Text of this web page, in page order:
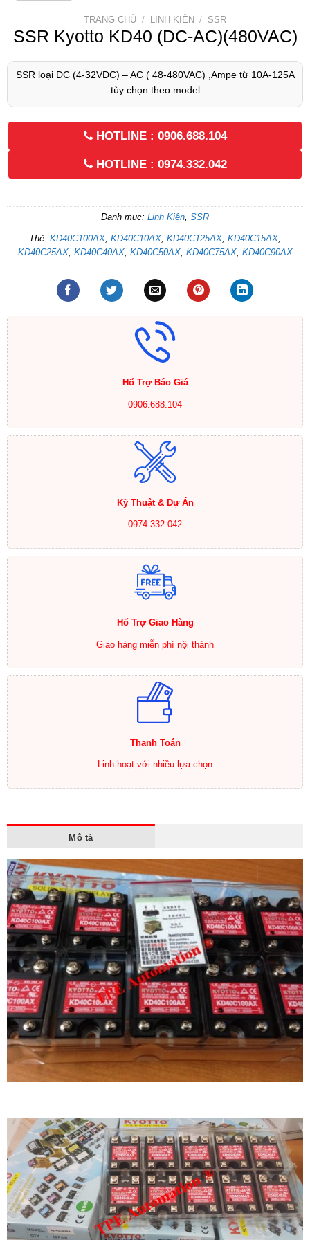
TRANG CHỦ / LINH KIỆN / SSR
SSR Kyotto KD40 (DC-AC)(480VAC)
SSR loại DC (4-32VDC) – AC ( 48-480VAC) ,Ampe từ 10A-125A
tùy chọn theo model
HOTLINE : 0906.688.104
HOTLINE : 0974.332.042
Danh mục: Linh Kiện, SSR
Thẻ: KD40C100AX, KD40C10AX, KD40C125AX, KD40C15AX,
KD40C25AX, KD40C40AX, KD40C50AX, KD40C75AX, KD40C90AX
Hổ Trợ Báo Giá
0906.688.104
Kỹ Thuật & Dự Án
0974.332.042
Hổ Trợ Giao Hàng
Giao hàng miễn phí nội thành
Thanh Toán
Linh hoạt với nhiều lựa chọn
Mô tả